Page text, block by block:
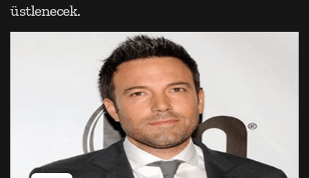
üstlenecek.